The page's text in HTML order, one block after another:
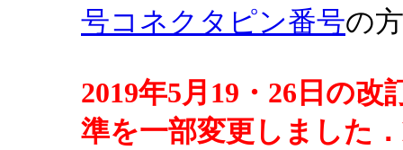
号コネクタピン番号の
2019年5月19・26日の
準を一部変更しました